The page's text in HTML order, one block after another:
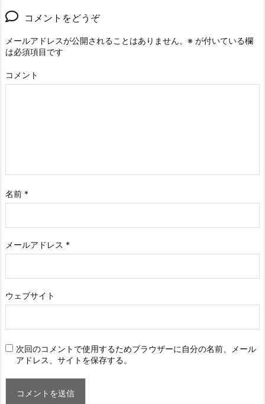
コメントをどうぞ
メールアドレスが公開されることはありません。 ※ が付いている欄
は必須項目です
コメント
名前 *
メールアドレス *
ウェブサイト
次回のコメントで使用するためブラウザーに自分の名前、メール
アドレス、サイトを保存する。